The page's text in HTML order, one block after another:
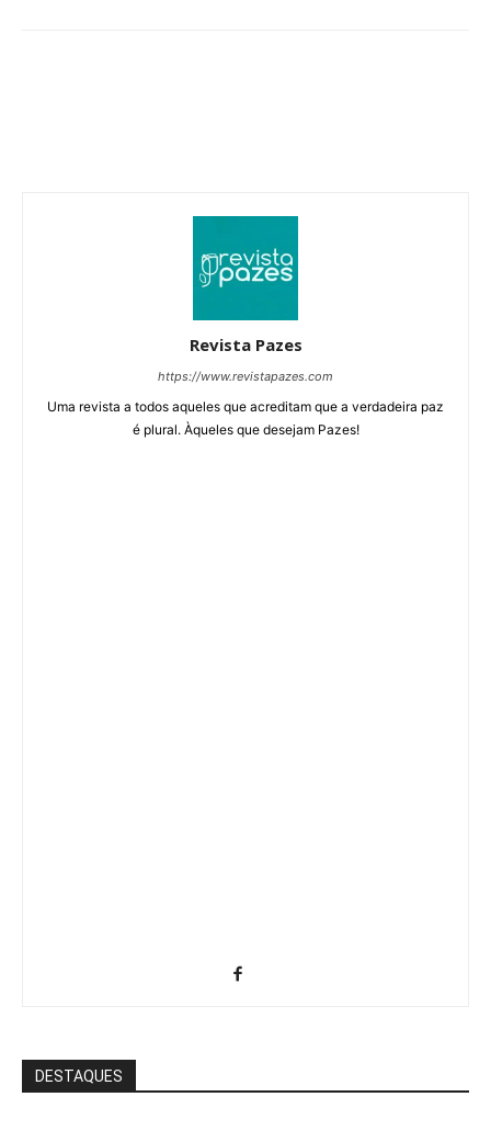
Revista Pazes
https://www.revistapazes.com
Uma revista a todos aqueles que acreditam que a verdadeira paz
é plural. Àqueles que desejam Pazes!
DESTAQUES